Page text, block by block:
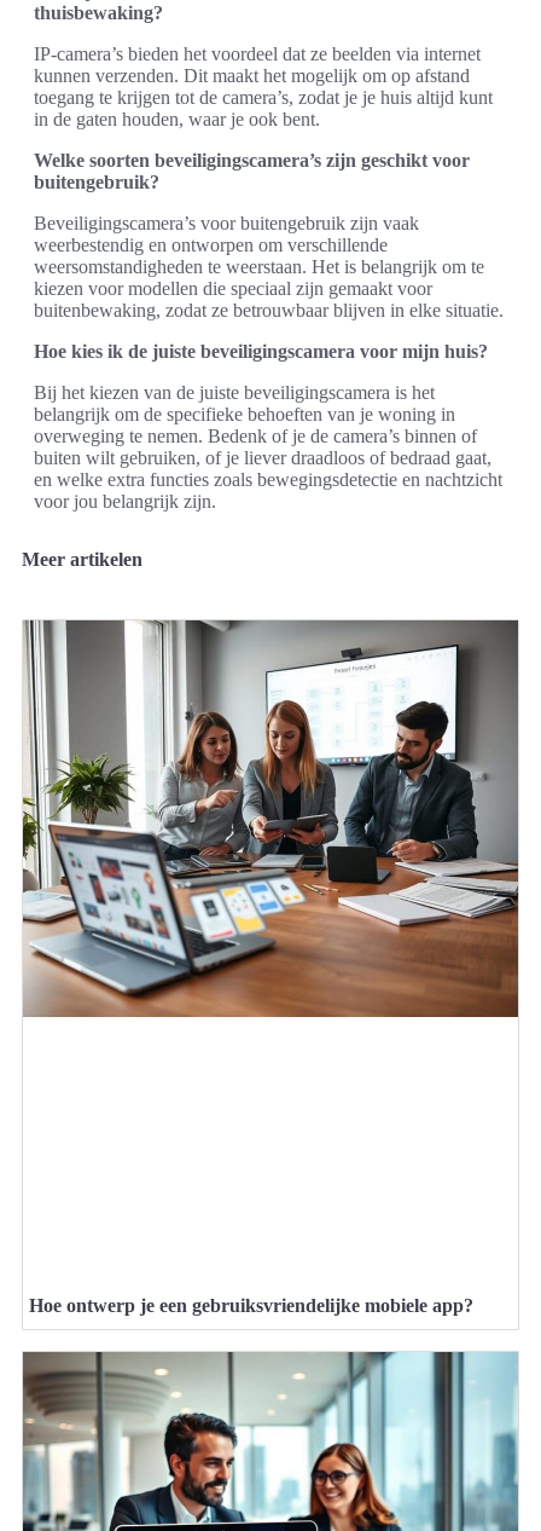
thuisbewaking?
IP-camera’s bieden het voordeel dat ze beelden via internet
kunnen verzenden. Dit maakt het mogelijk om op afstand
toegang te krijgen tot de camera’s, zodat je je huis altijd kunt
in de gaten houden, waar je ook bent.
Welke soorten beveiligingscamera’s zijn geschikt voor
buitengebruik?
Beveiligingscamera’s voor buitengebruik zijn vaak
weerbestendig en ontworpen om verschillende
weersomstandigheden te weerstaan. Het is belangrijk om te
kiezen voor modellen die speciaal zijn gemaakt voor
buitenbewaking, zodat ze betrouwbaar blijven in elke situatie.
Hoe kies ik de juiste beveiligingscamera voor mijn huis?
Bij het kiezen van de juiste beveiligingscamera is het
belangrijk om de specifieke behoeften van je woning in
overweging te nemen. Bedenk of je de camera’s binnen of
buiten wilt gebruiken, of je liever draadloos of bedraad gaat,
en welke extra functies zoals bewegingsdetectie en nachtzicht
voor jou belangrijk zijn.
Meer artikelen
Hoe ontwerp je een gebruiksvriendelijke mobiele app?